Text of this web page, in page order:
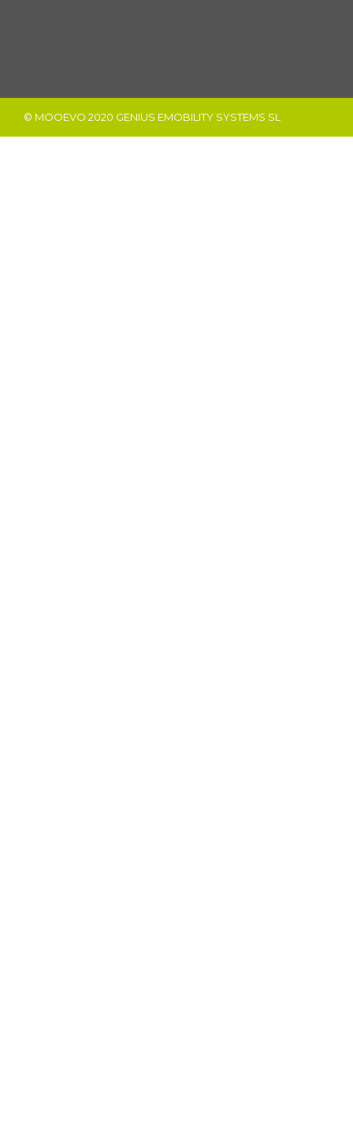
© MOOEVO 2020 GENIUS EMOBILITY SYSTEMS SL